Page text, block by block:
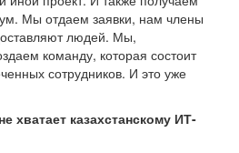
Мы отдаем заявки, нам члены
людей. Мы,
команду, которая состоит
сотрудников. И это уже
хватает казахстанскому ИТ-